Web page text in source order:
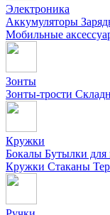
Электроника
Аккумуляторы
Мобильные
Зонты
Зонты-трости
Кружки
Бокалы Бутылки для
Кружки Стаканы